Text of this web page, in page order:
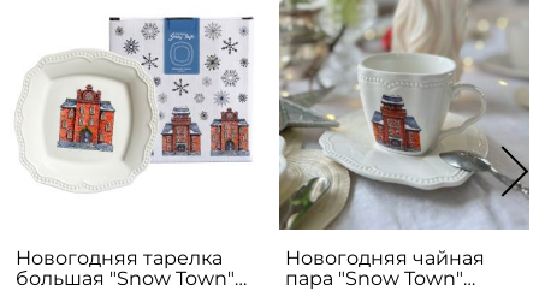
Новогодняя тарелка
большая "Snow Town"
Новогодняя чайная
пара "Snow Town"